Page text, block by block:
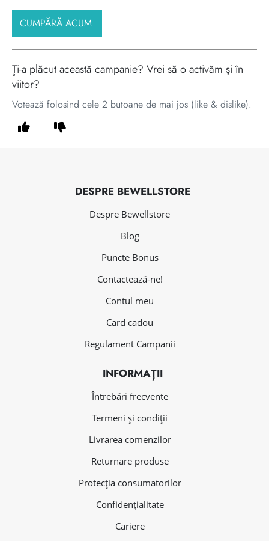
CUMPĂRĂ ACUM
Ţi-a plăcut această campanie? Vrei să o activăm şi în
viitor?
Votează folosind cele 2 butoane de mai jos (like & dislike).
DESPRE BEWELLSTORE
Despre Bewellstore
Blog
Puncte Bonus
Contactează-ne!
Contul meu
Card cadou
Regulament Campanii
INFORMAȚII
Întrebări frecvente
Termeni și condiții
Livrarea comenzilor
Returnare produse
Protecția consumatorilor
Confidențialitate
Cariere